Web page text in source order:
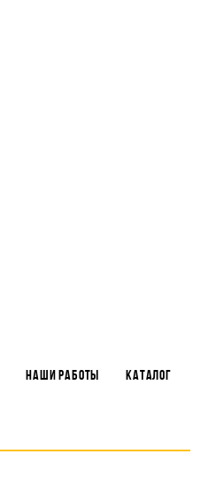
НАШИ РАБОТЫ КАТАЛОГ